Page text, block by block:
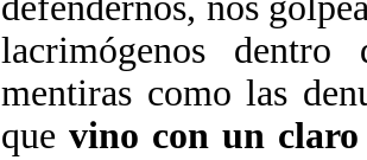
lacrimógenos
mentiras como las
que vino con un